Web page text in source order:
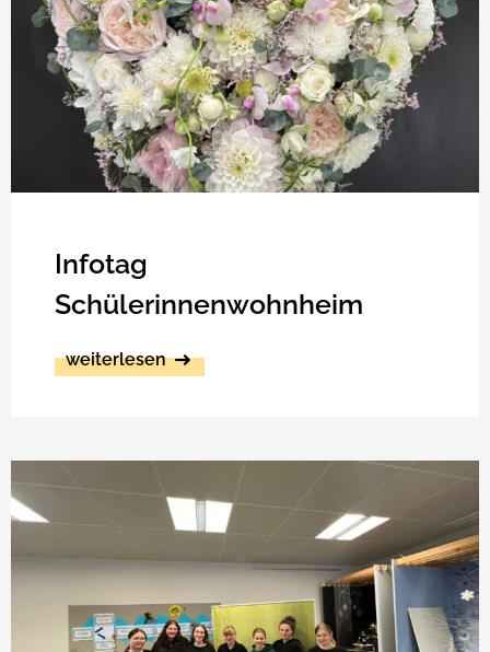
Infotag
Schülerinnenwohnheim
weiterlesen